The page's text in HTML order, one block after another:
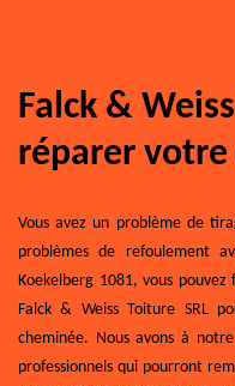
Falck &
réparer votre
Vous avez un problème de
problèmes de refoulement
Koekelberg 1081, vous
Falck & Weiss Toiture SRL
cheminée. Nous avons à
professionnels qui pourront